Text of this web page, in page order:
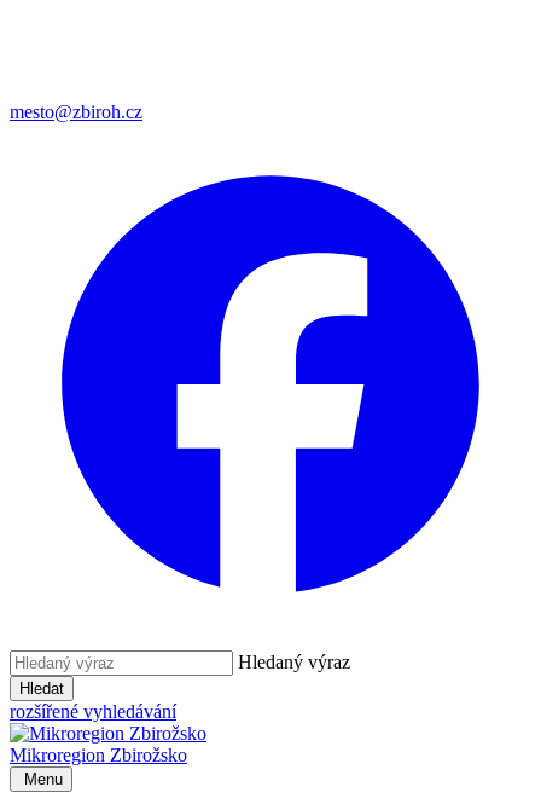
mesto@zbiroh.cz
Hledaný výraz
Hledat
rozšířené vyhledávání
Mikroregion Zbirožsko
Menu